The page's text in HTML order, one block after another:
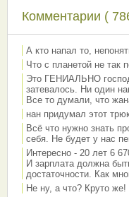
Комментарии (
А кто напал то,
Что с планетой не так
Это ГЕНИАЛЬНО
затевалось. Ни один
Все то думали, что
нан придумал этот
Всё что нужно знать
себя. Не будет у нас
Интересно - 20 лет 6
И зарплата должна
достаточности. Как
Не ну, а что? Круто